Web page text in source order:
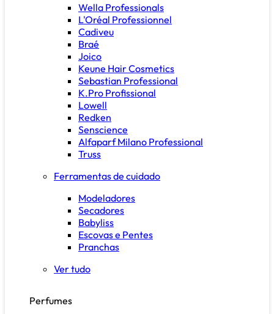
Wella Professionals
L'Oréal Professionnel
Cadiveu
Braé
Joico
Keune Hair Cosmetics
Sebastian Professional
K.Pro Profissional
Lowell
Redken
Senscience
Alfaparf Milano Professional
Truss
Ferramentas de cuidado
Modeladores
Secadores
Babyliss
Escovas e Pentes
Pranchas
Ver tudo
Perfumes